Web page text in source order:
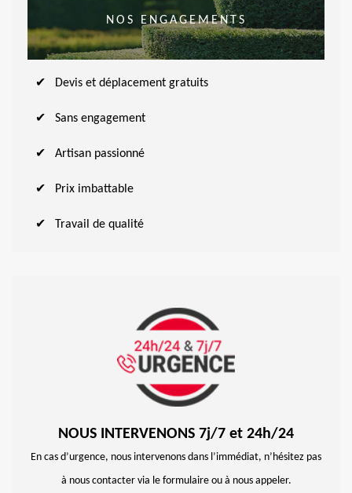
NOS ENGAGEMENTS
Devis et déplacement gratuits
Sans engagement
Artisan passionné
Prix imbattable
Travail de qualité
NOUS INTERVENONS 7j/7 et 24h/24
En cas d’urgence, nous intervenons dans l’immédiat, n’hésitez pas
à nous contacter via le formulaire ou à nous appeler.